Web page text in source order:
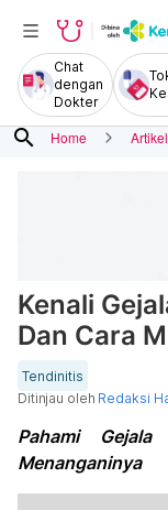
Chat
dengan
Dokter
search Home Artikel
Kenali
Dan Cara
Tendinitis
Ditinjau oleh Redaksi
Pahami
Menanganinya